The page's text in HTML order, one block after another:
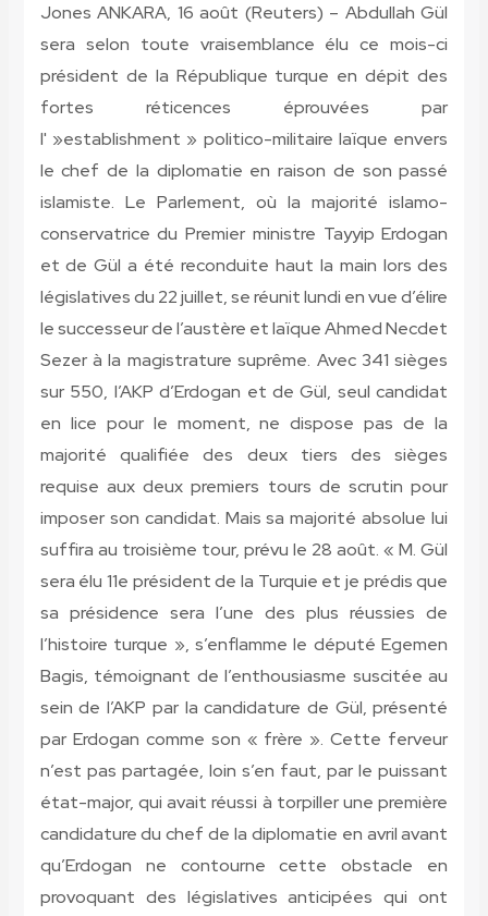
JonesANKARA, 16 août (Reuters) – Abdullah Gül
sera selon toute vraisemblance élu ce mois-ci
président de la République turque en dépit des
fortes réticences éprouvées par
l' »establishment » politico-militaire laïque envers
le chef de la diplomatie en raison de son passé
islamiste. Le Parlement, où la majorité islamo-
conservatrice du Premier ministre Tayyip Erdogan
et de Gül a été reconduite haut la main lors des
législatives du 22 juillet, se réunit lundi en vue d’élire
le successeur de l’austère et laïque Ahmed Necdet
Sezer à la magistrature suprême. Avec 341 sièges
sur 550, l’AKP d’Erdogan et de Gül, seul candidat
en lice pour le moment, ne dispose pas de la
majorité qualifiée des deux tiers des sièges
requise aux deux premiers tours de scrutin pour
imposer son candidat. Mais sa majorité absolue lui
suffira au troisième tour, prévu le 28 août. « M. Gül
sera élu 11e président de la Turquie et je prédis que
sa présidence sera l’une des plus réussies de
l’histoire turque », s’enflamme le député Egemen
Bagis, témoignant de l’enthousiasme suscitée au
sein de l’AKP par la candidature de Gül, présenté
par Erdogan comme son « frère ». Cette ferveur
n’est pas partagée, loin s’en faut, par le puissant
état-major, qui avait réussi à torpiller une première
candidature du chef de la diplomatie en avril avant
qu’Erdogan ne contourne cette obstacle en
provoquant des législatives anticipées qui ont